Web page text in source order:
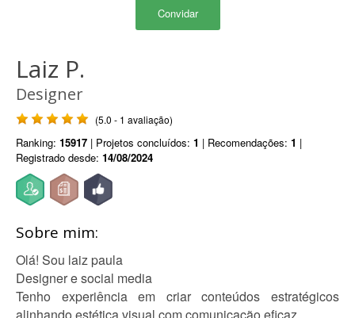
Convidar
Laiz P.
Designer
(5.0 - 1 avaliação)
Ranking: 15917 | Projetos concluídos: 1 | Recomendações: 1 |
Registrado desde: 14/08/2024
Sobre mim:
Olá! Sou laiz paula
Designer e social media
Tenho experiência em criar conteúdos estratégicos